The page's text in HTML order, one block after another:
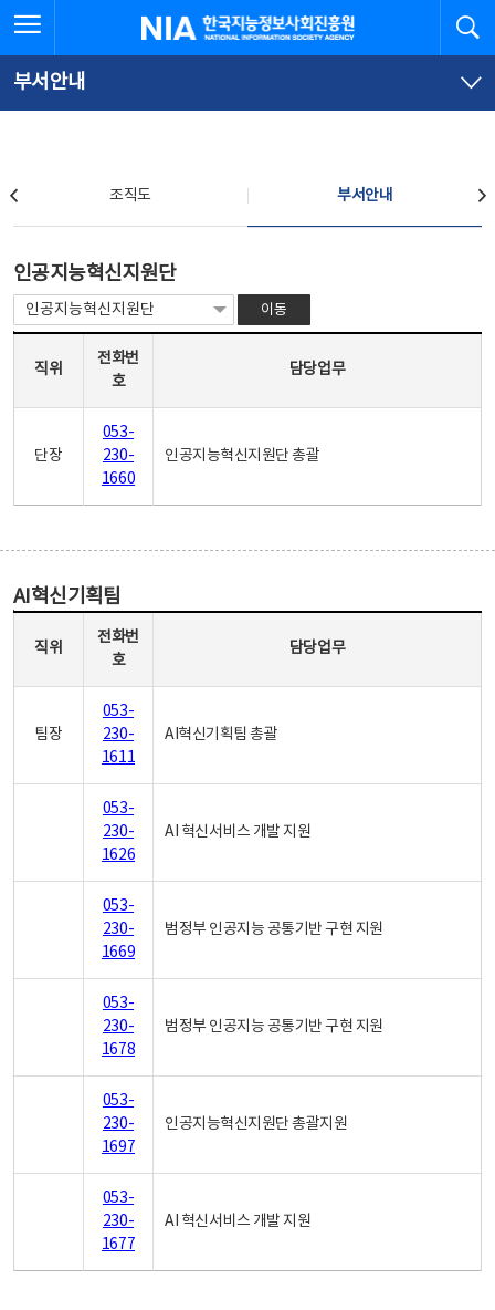
문
로
가
체
뉴
바
가
한국지능정보사회진흥원
부서안내
조직도 부서안내
인공지능혁신지원단
이동
직위
전화번
호
담당업무
단장
053-
230-
1660
인공지능혁신지원단 총괄
AI혁신기획팀
직위
전화번
호
담당업무
팀장
053-
230-
1611
AI혁신기획팀 총괄
053-
230-
1626
AI 혁신서비스 개발 지원
053-
230-
1669
범정부 인공지능 공통기반 구현 지원
053-
230-
1678
범정부 인공지능 공통기반 구현 지원
053-
230-
1697
인공지능혁신지원단 총괄지원
053-
230-
1677
AI 혁신서비스 개발 지원